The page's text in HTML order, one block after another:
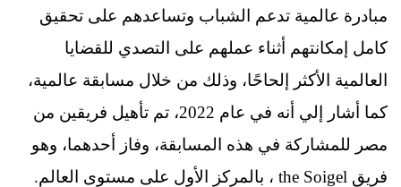
مبادرة عالمية تدعم الشباب وتساعدهم على تحقيق
كامل إمكانتهم أثناء عملهم على التصدي للقضايا
العالمية الأكثر إلحاحًا، وذلك من خلال مسابقة عالمية،
كما أشار إلي أنه في عام 2022، تم تأهيل فريقين من
مصر للمشاركة في هذه المسابقة، وفاز أحدهما، وهو
فريق the Soigel ، بالمركز الأول على مستوى العالم.